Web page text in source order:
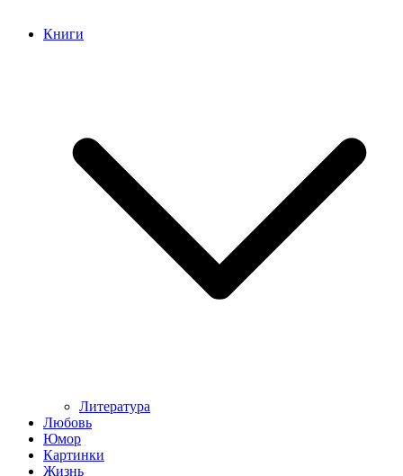
Книги
Литература
Любовь
Юмор
Картинки
Жизнь